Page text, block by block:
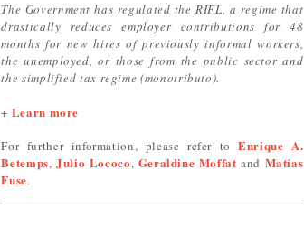
The Government has regulated the RIFL, a regime that
drastically reduces employer contributions for 48
months for new hires of previously informal workers,
the unemployed, or those from the public sector and
the simplified tax regime (monotributo).
+ Learn more
For further information, please refer toEnrique A.
Betemps, Julio Lococo, Geraldine Moffat and Matías
Fuse.